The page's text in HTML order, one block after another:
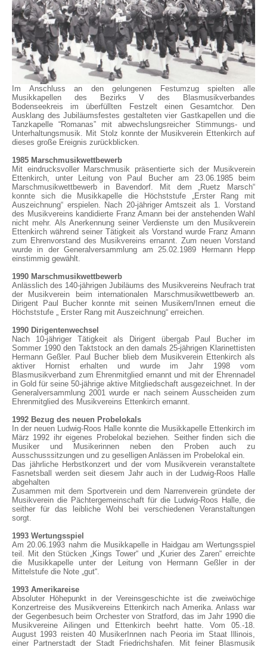
Im Anschluss an den gelungenen Festumzug spielten alle
Musikkapellen des Bezirks V des Blasmusikverbandes
Bodenseekreis im überfüllten Festzelt einen Gesamtchor. Den
Ausklang des Jubiläumsfestes gestalteten vier Gastkapellen und die
Tanzkapelle “Romanas” mit abwechslungsreicher Stimmungs- und
Unterhaltungsmusik. Mit Stolz konnte der Musikverein Ettenkirch auf
dieses große Ereignis zurückblicken.
1985 Marschmusikwettbewerb
Mit eindrucksvoller Marschmusik präsentierte sich der Musikverein
Ettenkirch, unter Leitung von Paul Bucher am 23.06.1985 beim
Marschmusikwettbewerb in Bavendorf. Mit dem „Ruetz Marsch“
konnte sich die Musikkapelle die Höchststufe „Erster Rang mit
Auszeichnung“ erspielen. Nach 20-jähriger Amtszeit als 1. Vorstand
des Musikvereins kandidierte Franz Amann bei der anstehenden Wahl
nicht mehr. Als Anerkennung seiner Verdienste um den Musikverein
Ettenkirch während seiner Tätigkeit als Vorstand wurde Franz Amann
zum Ehrenvorstand des Musikvereins ernannt. Zum neuen Vorstand
wurde in der Generalversammlung am 25.02.1989 Hermann Hepp
einstimmig gewählt.
1990 Marschmusikwettbewerb
Anlässlich des 140-jährigen Jubiläums des Musikvereins Neufrach trat
der Musikverein beim internationalen Marschmusikwettbewerb an.
Dirigent Paul Bucher konnte mit seinen Musikern/Innen erneut die
Höchststufe „ Erster Rang mit Auszeichnung“ erreichen.
1990 Dirigentenwechsel
Nach 10-jähriger Tätigkeit als Dirigent übergab Paul Bucher im
Sommer 1990 den Taktstock an den damals 25-jährigen Klarinettisten
Hermann Geßler. Paul Bucher blieb dem Musikverein Ettenkirch als
aktiver Hornist erhalten und wurde im Jahr 1998 vom
Blasmusikverband zum Ehrenmitglied ernannt und mit der Ehrennadel
in Gold für seine 50-jährige aktive Mitgliedschaft ausgezeichnet. In der
Generalversammlung 2001 wurde er nach seinem Ausscheiden zum
Ehrenmitglied des Musikvereins Ettenkirch ernannt.
1992 Bezug des neuen Probelokals
In der neuen Ludwig-Roos Halle konnte die Musikkapelle Ettenkirch im
März 1992 ihr eigenes Probelokal beziehen. Seither finden sich die
Musiker und Musikerinnen neben den Proben auch zu
Ausschusssitzungen und zu geselligen Anlässen im Probelokal ein.
Das jährliche Herbstkonzert und der vom Musikverein veranstaltete
Fasnetsball werden seit diesem Jahr auch in der Ludwig-Roos Halle
abgehalten
Zusammen mit dem Sportverein und dem Narrenverein gründete der
Musikverein die Pächtergemeinschaft für die Ludwig-Roos Halle, die
seither für das leibliche Wohl bei verschiedenen Veranstaltungen
sorgt.
1993 Wertungsspiel
Am 20.06.1993 nahm die Musikkapelle in Haidgau am Wertungsspiel
teil. Mit den Stücken „Kings Tower“ und „Kurier des Zaren“ erreichte
die Musikkapelle unter der Leitung von Hermann Geßler in der
Mittelstufe die Note „gut“.
1993 Amerikareise
Absoluter Höhepunkt in der Vereinsgeschichte ist die zweiwöchige
Konzertreise des Musikvereins Ettenkirch nach Amerika. Anlass war
der Gegenbesuch beim Orchester von Stratford, das im Jahr 1990 die
Musikvereine Ailingen und Ettenkirch beehrt hatte. Vom 05.-18.
August 1993 reisten 40 MusikerInnen nach Peoria im Staat Illinois,
einer Partnerstadt der Stadt Friedrichshafen. Mit feiner Blasmusik